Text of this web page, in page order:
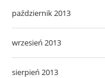
październik 2013
wrzesień 2013
sierpień 2013